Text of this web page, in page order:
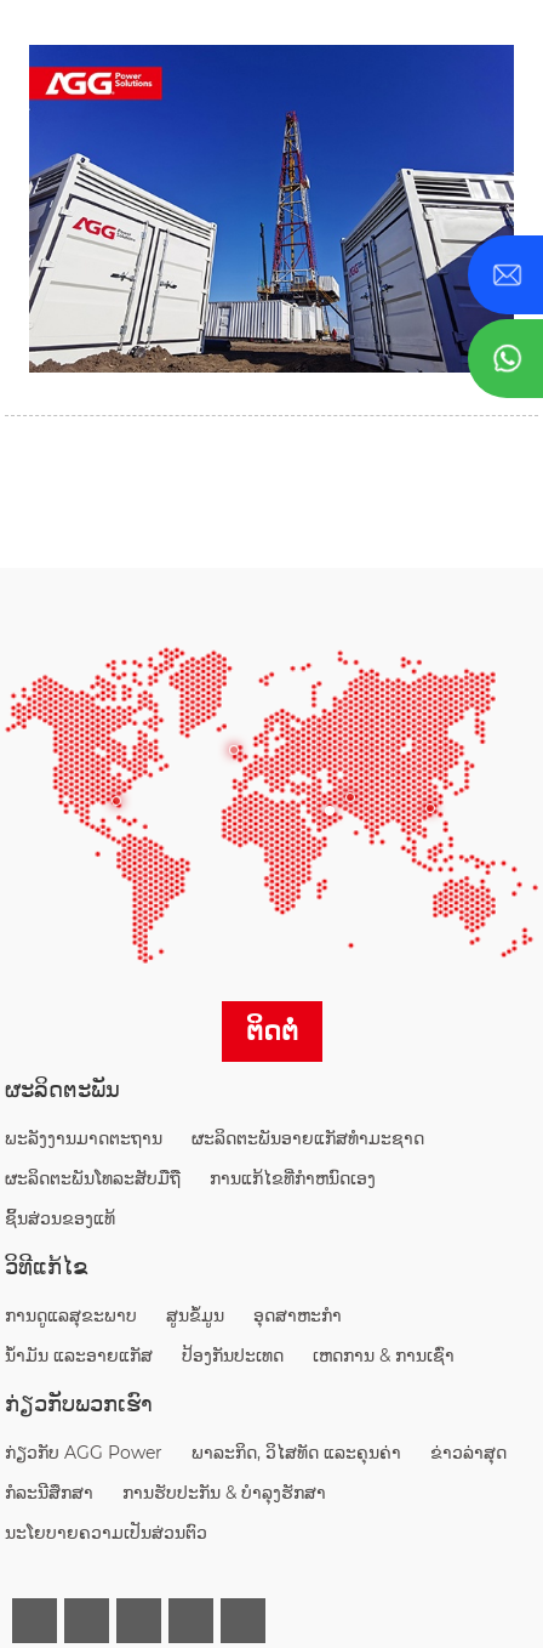
ຕິດຕໍ່
ຜະ​ລິດ​ຕະ​ພັນ
ພະລັງງານມາດຕະຖານ
ຜະລິດຕະພັນອາຍແກັສທໍາມະຊາດ
ຜະ​ລິດ​ຕະ​ພັນ​ໂທລະ​ສັບ​ມື​ຖື​
ການແກ້ໄຂທີ່ກໍາຫນົດເອງ
ຊິ້ນສ່ວນຂອງແທ້
ວິທີແກ້ໄຂ
ການດູແລສຸຂະພາບ ສູນຂໍ້ມູນ
ອຸດສາຫະກໍາ
ນ້ຳມັນ ແລະອາຍແກັສ
ປ້ອງກັນປະເທດ ເຫດການ & ການເຊົ່າ
ກ່ຽວກັບພວກເຮົາ
ກ່ຽວກັບ AGG Power ພາລະກິດ, ວິໄສທັດ ແລະຄຸນຄ່າ
ຂ່າວລ່າສຸດ
ກໍລະນີສຶກສາ
ການຮັບປະກັນ & ບໍາລຸງຮັກສາ
ນະໂຍບາຍຄວາມເປັນສ່ວນຕົວ